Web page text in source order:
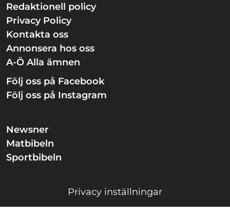
Redaktionell policy
Privacy Policy
Kontakta oss
Annonsera hos oss
A-Ö Alla ämnen
Följ oss på Facebook
Följ oss på Instagram
Newsner
Matbibeln
Sportbibeln
Privacy inställningar